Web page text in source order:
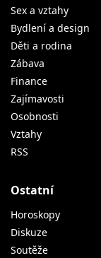
Sex a vztahy
Bydlení a design
Děti a rodina
Zábava
Finance
Zajímavosti
Osobnosti
Vztahy
RSS
Ostatní
Horoskopy
Diskuze
Soutěže